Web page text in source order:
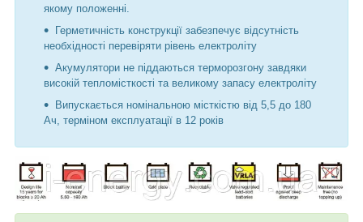
якому положенні.
Герметичність конструкції забезпечує відсутність
необхідності перевіряти рівень електроліту
Акумулятори не піддаються терморозгону завдяки
високій тепломісткості та великому запасу електроліту
Випускається номінальною місткістю від 5,5 до 180
Ач, терміном експлуатації в 12 років